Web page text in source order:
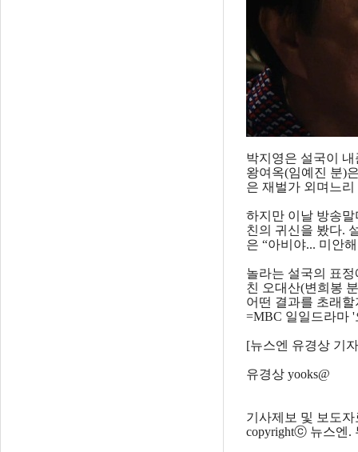
박지영은 설국이
왕여옥(임예진 분)
은 재벌가 외며느
하지만 이날 방송
친의 귀신을 봤다.
은 “아비야... 미안
놀라는 설국의 표
친 오대산(변희봉
어떤 결과를 초래
=MBC 일일드라마
[뉴스엔 유경상 기
유경상 yooks@
기사제보 및 보도자
copyrightⓒ 뉴스엔.